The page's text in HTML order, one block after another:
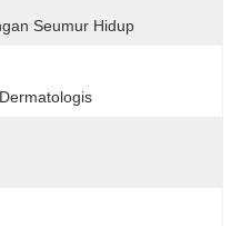
Seumur Hidup